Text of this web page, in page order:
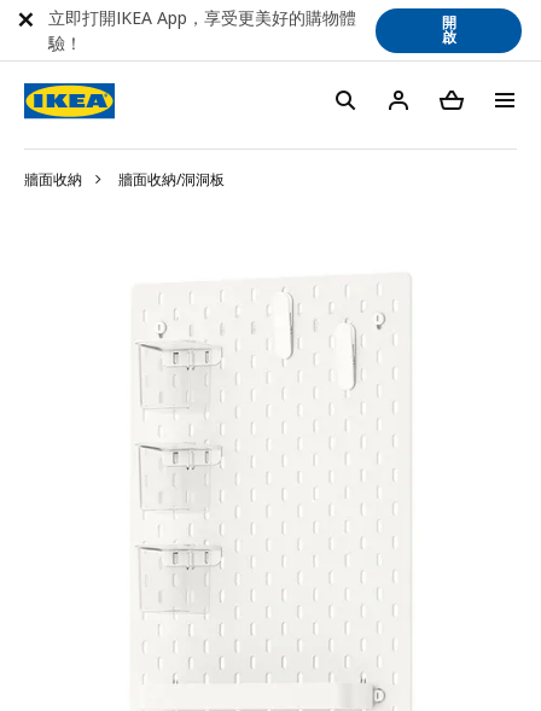
牆面收納 牆面收納/洞洞板
立即打開IKEA App，享受更美好的購物體
驗！
開
啟